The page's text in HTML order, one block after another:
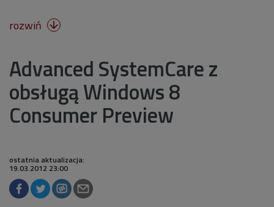
rozwiń 
Advanced SystemCare z
obsługą Windows 8
Consumer Preview
ostatnia aktualizacja:
19.03.2012 23:00